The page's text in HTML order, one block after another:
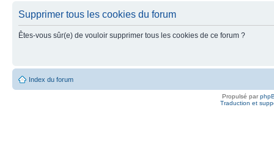
Supprimer tous les cookies du forum
Êtes-vous sûr(e) de vouloir supprimer tous les cookies de ce forum ?
Index du forum
Propulsé par
Traduction et